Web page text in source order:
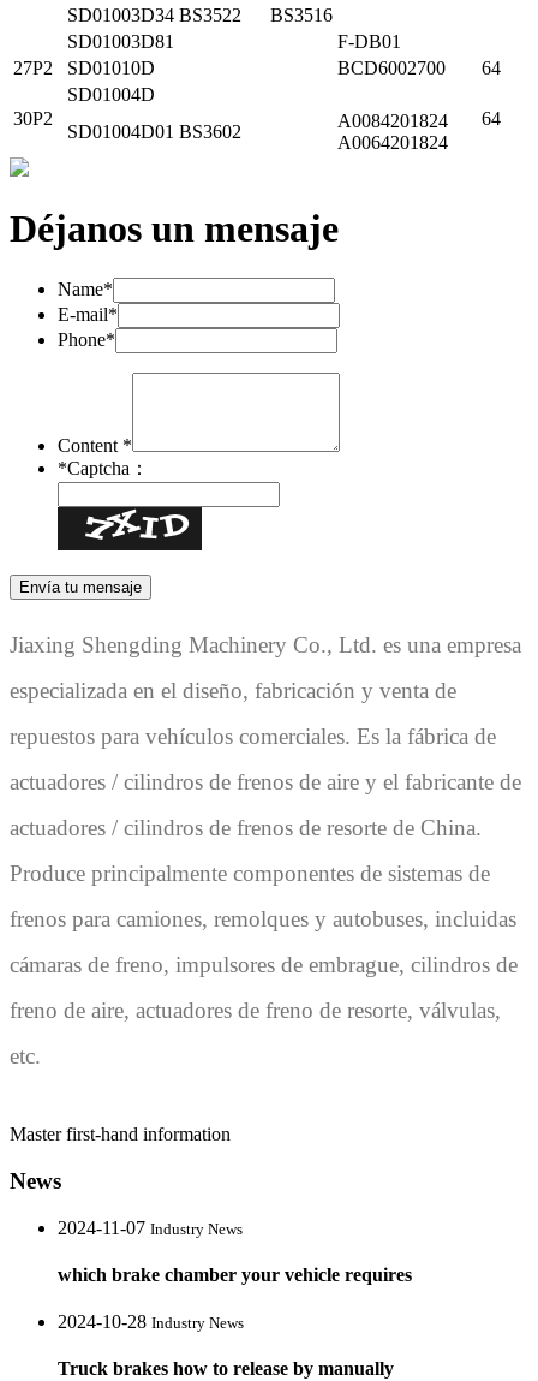
SD01003D34 BS3522 BS3516
SD01003D81
F-DB01
27P2
SD01010D BCD6002700 64
30P2
SD01004D
64
SD01004D01 BS3602
A0084201824
A0064201824
Déjanos un mensaje
Name*
E-mail*
Phone*
Content *
*Captcha：
Jiaxing Shengding Machinery Co., Ltd. es una empresa
especializada en el diseño, fabricación y venta de
repuestos para vehículos comerciales. Es la fábrica de
actuadores / cilindros de frenos de aire y el fabricante de
actuadores / cilindros de frenos de resorte de China.
Produce principalmente componentes de sistemas de
frenos para camiones, remolques y autobuses, incluidas
cámaras de freno, impulsores de embrague, cilindros de
freno de aire, actuadores de freno de resorte, válvulas,
etc.
Master first-hand information
News
2024-11-07 Industry News
which brake chamber your vehicle requires
2024-10-28 Industry News
Truck brakes how to release by manually